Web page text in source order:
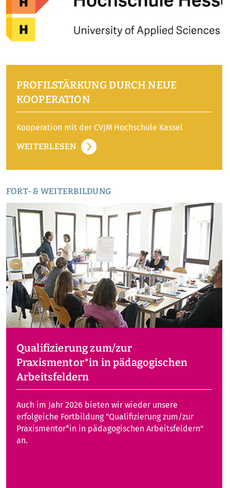
PROFILSTÄRKUNG DURCH NEUE
KOOPERATION
Kooperation mit der CVJM Hochschule Kassel
WEITERLESEN
FORT- & WEITERBILDUNG
Qualifizierung zum/zur
Praxismentor*in in pädagogischen
Arbeitsfeldern
Auch im Jahr 2026 bieten wir wieder unsere
erfolgeiche Fortbildung "Qualifizierung zum/zur
Praxismentor*in in pädagogischen Arbeitsfeldern"
an.